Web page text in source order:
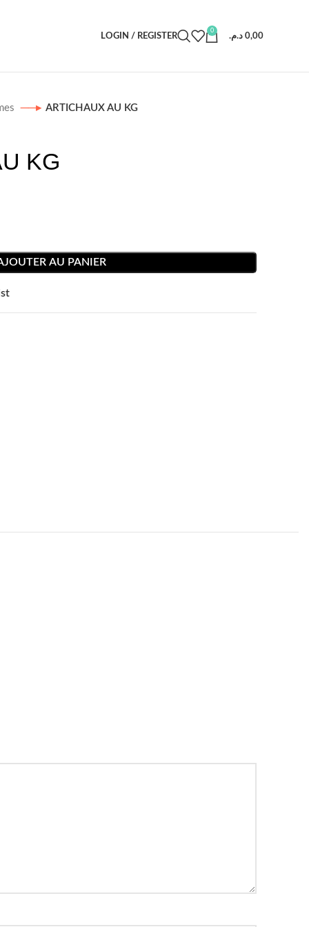
LOGIN / REGISTER
0
0,00 د.م.
ARTICHAUX AU KG
KG
AU PANIER